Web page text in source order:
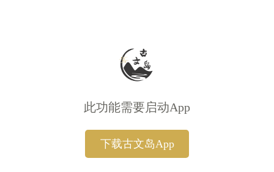
此功能需要启动App
下载古文岛App